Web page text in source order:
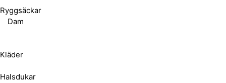
Ryggsäckar
Dam
Kläder
Halsdukar